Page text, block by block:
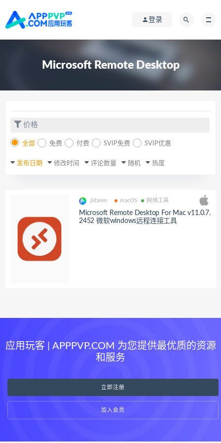
登录
Microsoft Remote Desktop
价格
全部 免费 付费 SVIP免费 SVIP优惠
发布日期 修改时间 评论数量 随机 热度
jidaren macOS 网络工具
Microsoft Remote Desktop For Mac v11.0.7.
2452 微软windows远程连接工具
应用玩客 | APPPVP.COM 为您提供最优质的资源
和服务
立即注册
加入会员